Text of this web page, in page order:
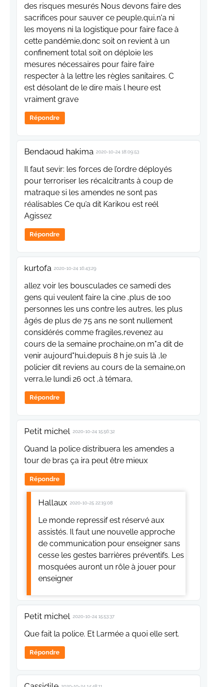
des risques mesurés Nous devons faire des
sacrifices pour sauver ce peuple,qui,n'a ni
les moyens ni la logistique pour faire face à
cette pandémie,donc soit on revient à un
confinement total soit on déploie les
mesures nécessaires pour faire faire
respecter à la lettre les règles sanitaires. C
est désolant de le dire mais l heure est
vraiment grave
Répondre
Bendaoud hakima 2020-10-24 18:09:53
Il faut sevir: les forces de l’ordre déployés
pour terroriser les récalcitrants à coup de
matraque si les amendes ne sont pas
réalisables Ce qu’a dit Karikou est reél
Agissez
Répondre
kurtofa 2020-10-24 16:43:29
allez voir les bousculades ce samedi des
gens qui veulent faire la cine ,plus de 100
personnes les uns contre les autres, les plus
âgés de plus de 75 ans ne sont nullement
considérés comme fragiles,revenez au
cours de la semaine prochaine,on m"a dit de
venir aujourd"hui,depuis 8 h je suis là ,le
policier dit reviens au cours de la semaine,on
verra,le lundi 26 oct ,à témara,
Répondre
Petit michel 2020-10-24 15:56:32
Quand la police distribuera les amendes a
tour de bras ça ira peut être mieux
Répondre
Hallaux 2020-10-25 22:19:08
Le monde repressif est réservé aux
assistés. Il faut une nouvelle approche
de communication pour enseigner sans
cesse les gestes barrières préventifs. Les
mosquées auront un rôle à jouer pour
enseigner
Petit michel 2020-10-24 15:53:37
Que fait la police. Et l,armée a quoi elle sert.
Répondre